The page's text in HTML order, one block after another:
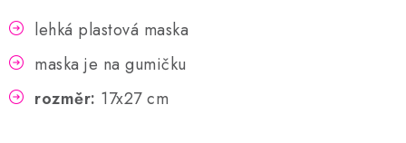
lehká plastová maska
maska je na gumičku
rozměr: 17x27 cm